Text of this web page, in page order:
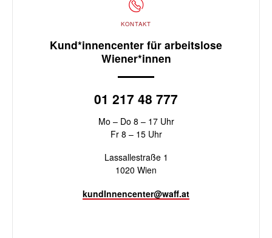
KONTAKT
Kund*innencenter für arbeitslose
Wiener*innen
01 217 48 777
Mo – Do 8 – 17 Uhr
Fr 8 – 15 Uhr
Lassallestraße 1
1020 Wien
kundInnencenter@waff.at